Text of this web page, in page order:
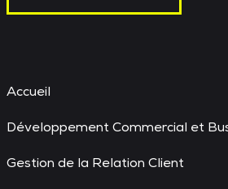
Accueil
Développement Commercial et
Gestion de la Relation Client